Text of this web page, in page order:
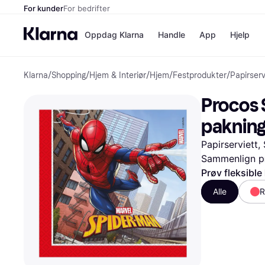
For kunderFor bedrifter
Oppdag Klarna
Betal nå
Betal i 3
Betal innen
Finansiering
Vipps
Handle
Butikker
App Hjelp
Klarna/Shopping/Hjem & Interiør/Hjem/Festprodukter/
Procos
Papirserviett,
Sammenlign
Prøv
Alle